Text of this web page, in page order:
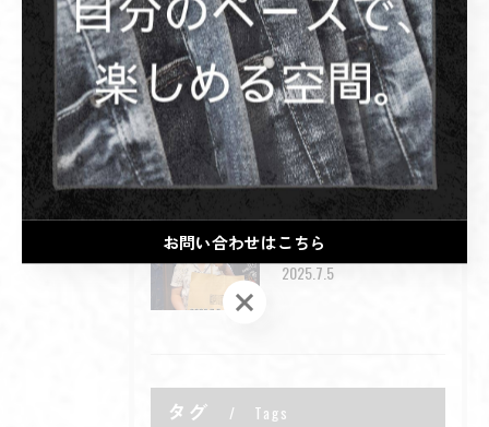
2026/07/19
🔥 2026.8.22 GRAND OPEN 🔥
2026/07/06
2026/07/06
2025.7.5
タグ Tags
お問い合わせはこちら
お問い合わせはこちら